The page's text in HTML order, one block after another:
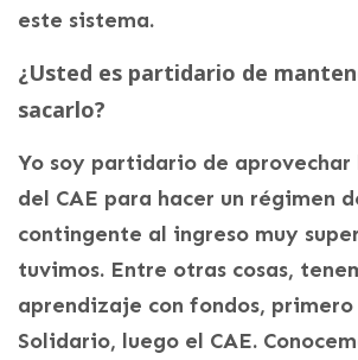
este sistema.
¿Usted es partidario de
sacarlo?
Yo soy partidario de
del CAE para hacer un régimen
contingente al ingreso muy
tuvimos. Entre otras cosas,
aprendizaje con fondos, primero
Solidario, luego el CAE.